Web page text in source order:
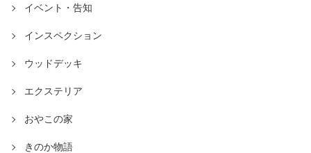
イベント・告知
インスペクション
ウッドデッキ
エクステリア
おやこの家
きのか物語